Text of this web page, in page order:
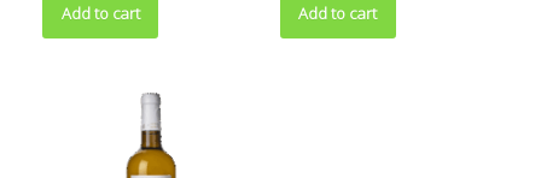
Add to cart Add to cart